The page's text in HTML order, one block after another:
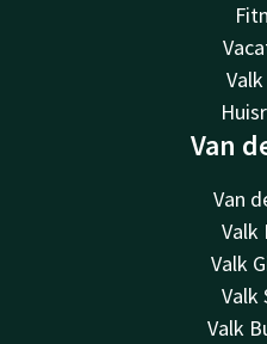
Van
Van
Valk
Valk
Valk
Valk